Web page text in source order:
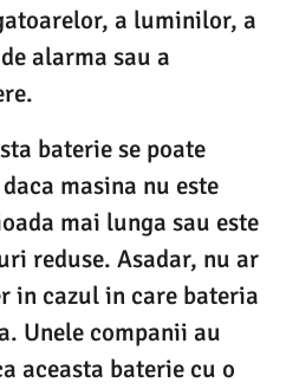
a luminilor, a
alarma sau a
baterie se poate
masina nu este
mai lunga sau este
reduse. Asadar, nu ar
in cazul in care bateria
Unele companii au
aceasta baterie cu o